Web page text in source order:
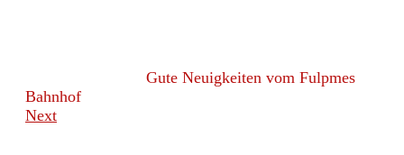
Gute Neuigkeiten vom Fulpmes
Bahnhof
Next